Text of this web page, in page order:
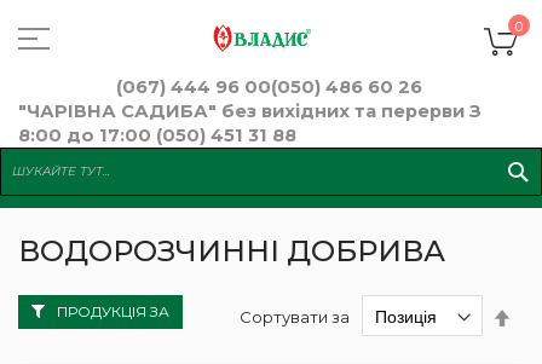
to
Content
0
(067) 444 96 00(050) 486 60 26
"ЧАРІВНА САДИБА" без вихідних та перерви З
8:00 до 17:00 (050) 451 31 88
ВОДОРОЗЧИННІ ДОБРИВА
Сортувати за
ПРОДУКЦІЯ ЗА